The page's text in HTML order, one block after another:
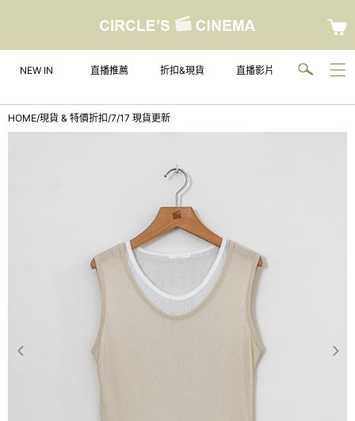
NEW IN 直播推薦 折扣&現貨 直播影片
HOME/現貨 & 特價折扣/7/17 現貨更新